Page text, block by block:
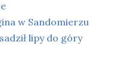
w Sandomierzu
lipy do góry